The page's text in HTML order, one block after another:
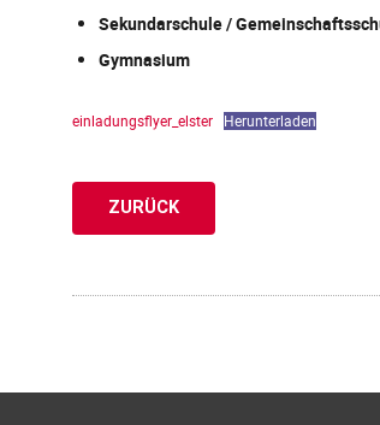
Sekundarschule /
Gymnasium
einladungsflyer_elster Herunterladen
ZURÜCK